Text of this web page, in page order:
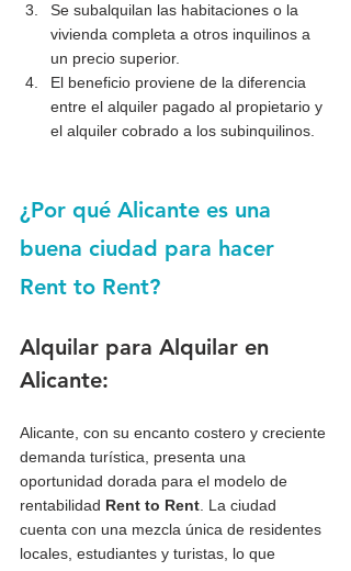
Se subalquilan las habitaciones o la
vivienda completa a otros inquilinos a
un precio superior.
El beneficio proviene de la diferencia
entre el alquiler pagado al propietario y
el alquiler cobrado a los subinquilinos.
¿Por qué Alicante es una
buena ciudad para hacer
Rent to Rent?
Alquilar para Alquilar en
Alicante:
Alicante, con su encanto costero y creciente
demanda turística, presenta una
oportunidad dorada para el modelo de
rentabilidad Rent to Rent . La ciudad
cuenta con una mezcla única de residentes
locales, estudiantes y turistas, lo que